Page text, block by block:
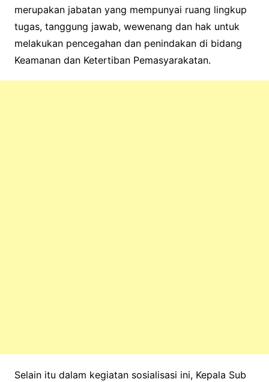
merupakan jabatan yang mempunyai ruang lingkup
tugas, tanggung jawab, wewenang dan hak untuk
melakukan pencegahan dan penindakan di bidang
Keamanan dan Ketertiban Pemasyarakatan.
Selain itu dalam kegiatan sosialisasi ini, Kepala Sub